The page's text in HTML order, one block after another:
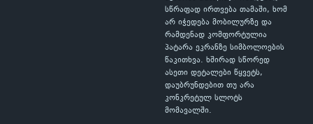
სწრაფად ირთვება თამაში, ხომ
არ იჭედება მობილურზე და
რამდენად კომფორტულია
პატარა ეკრანზე სიმბოლოების
წაკითხვა. ხშირად სწორედ
ასეთი დეტალები წყვეტს,
დაუბრუნდებით თუ არა
კონკრეტულ სლოტს
მომავალში.